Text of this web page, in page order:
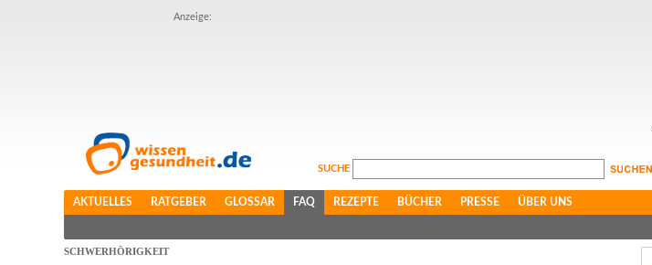
Anzeige:
SUCHE
AKTUELLES RATGEBER GLOSSAR FAQ REZEPTE BÜCHER PRESSE ÜBER UNS
SCHWERHÖRIGKEIT